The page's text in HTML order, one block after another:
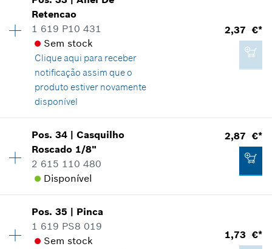
0,82 €*
*Recomendação de preço não vinculativa do
fabricante incluindo IVA
Adicionar ao carrinho das compras
Informações de peças sobressalentes
Comprovante de aplicação
Indicar na apresentação
13,01 €*
*Recomendação de preço não vinculativa do
fabricante incluindo IVA
Adicionar ao carrinho das compras
Retencao
1 619 P10 431
Sem stock
Clique aqui para receber
notificação assim que o
produto estiver novamente
disponível
2,37 €*
Grupo de preço:14
Informações de peças sobressalentes
Comprovante de aplicação
Pos.34 |Casquilho
Roscado 1/8"
2 615 110 480
Disponível
2,87 €*
Disponibilidade
Grupo de preço
Informações de peças sobressalentes
Pos.35 | Pinca
1 619 PS8 019
Sem stock
1,73 €*